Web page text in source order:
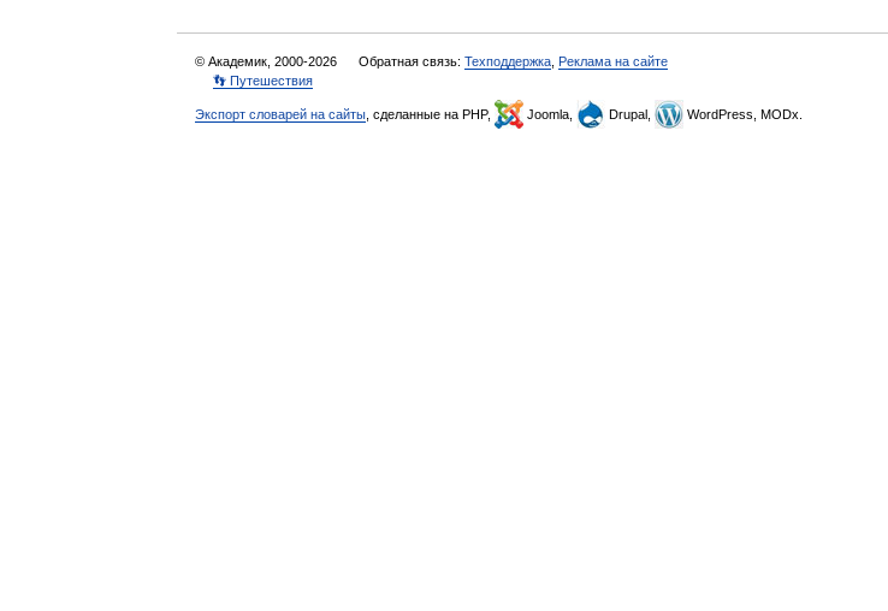
© Академик, 2000-2026 Обратная связь: Техподдержка Реклама на сайте
👣 Путешествия
Экспорт словарей на сайты , сделанные на PHP, Joomla, Drupal, WordPress, MODx.